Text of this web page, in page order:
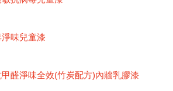
味兒童漆
醛淨味全效(竹炭配方)內牆乳膠漆